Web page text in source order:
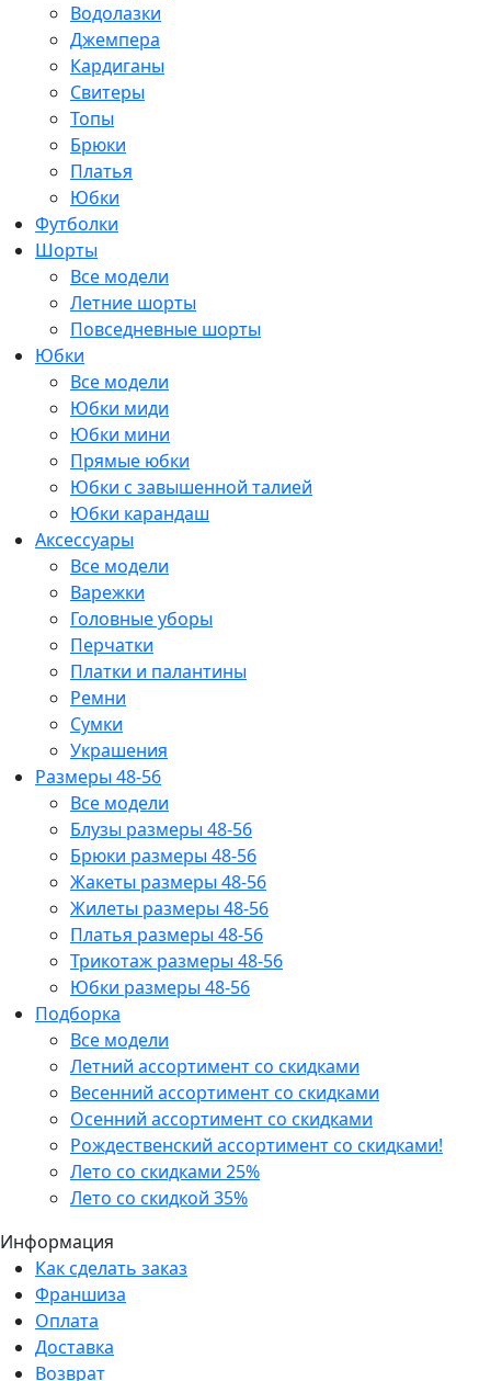
Водолазки
Джемпера
Кардиганы
Свитеры
Топы
Брюки
Платья
Юбки
Футболки
Шорты
Все модели
Летние шорты
Повседневные шорты
Юбки
Все модели
Юбки миди
Юбки мини
Прямые юбки
Юбки с завышенной талией
Юбки карандаш
Аксессуары
Все модели
Варежки
Головные уборы
Перчатки
Платки и палантины
Ремни
Сумки
Украшения
Размеры 48-56
Все модели
Блузы размеры 48-56
Брюки размеры 48-56
Жакеты размеры 48-56
Жилеты размеры 48-56
Платья размеры 48-56
Трикотаж размеры 48-56
Юбки размеры 48-56
Подборка
Все модели
Летний ассортимент со скидками
Весенний ассортимент со скидками
Осенний ассортимент со скидками
Рождественский ассортимент со скидками!
Лето со скидками 25%
Лето со скидкой 35%
Информация
Как сделать заказ
Франшиза
Оплата
Доставка
Возврат